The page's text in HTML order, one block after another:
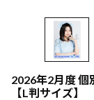
2026年2月度
【L判サイズ】